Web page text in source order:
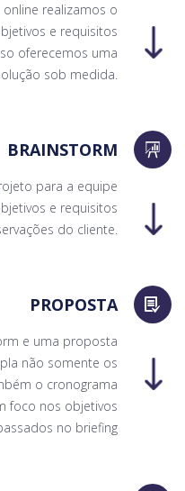
realizamos o
e requisitos
oferecemos uma
sob medida.
BRAINSTORM
para a equipe
e requisitos
do cliente.
PROPOSTA
e uma proposta
não somente os
o cronograma
foco nos objetivos
no briefing